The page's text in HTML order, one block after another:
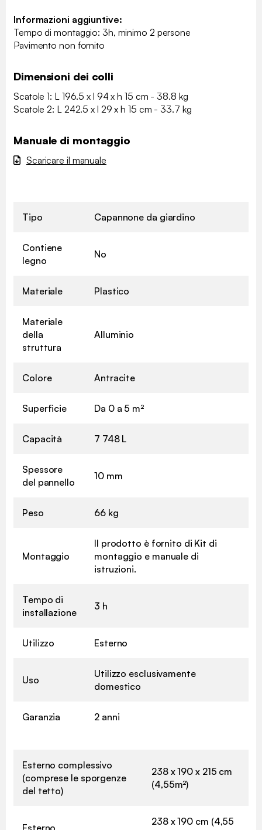
Informazioni aggiuntive:
Tempo di montaggio: 3h, minimo 2 persone
Pavimento non fornito
Dimensioni dei colli
Scatole 1: L 196.5 x l 94 x h 15 cm - 38.8 kg
Scatole 2: L 242.5 x l 29 x h 15 cm - 33.7 kg
Manuale di montaggio
Scaricare il manuale
Tipo Capannone da giardino
Contiene
legno
No
Materiale Plastico
Materiale
della
struttura
Alluminio
Colore Antracite
Superficie Da 0 a 5 m²
Capacità 7 748 L
Spessore
del pannello
10 mm
Peso 66 kg
Montaggio
Il prodotto è fornito di Kit di
montaggio e manuale di
istruzioni.
Tempo di
installazione
3 h
Utilizzo Esterno
Uso
Utilizzo esclusivamente
domestico
Garanzia 2 anni
Esterno complessivo
(comprese le sporgenze
del tetto)
238 x 190 x 215 cm
(4,55m²)
Esterno
238 x 190 cm (4,55